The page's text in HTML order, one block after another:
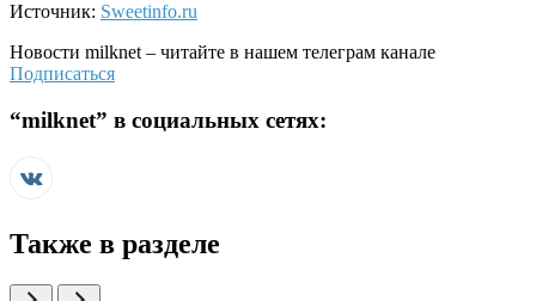
Источник: Sweetinfo.ru
Новости milknet – читайте в нашем телеграм канале
Подписаться
“milknet” в социальных сетях:
Также в разделе